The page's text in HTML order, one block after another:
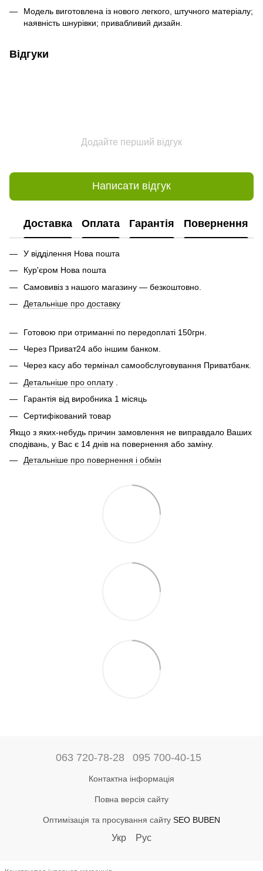
Модель виготовлена ​​із нового легкого, штучного матеріалу;
наявність шнурівки; привабливий дизайн.
Відгуки
Додайте перший відгук
Написати відгук
Доставка Оплата Гарантія Повернення
У відділення Нова пошта
Кур'єром Нова пошта
Самовивіз з нашого магазину — безкоштовно.
Детальніше про доставку
Готовою при отриманні по передоплаті 150грн.
Через Приват24 або іншим банком.
Через касу або термінал самообслуговування Приватбанк.
Детальніше про оплату
Гарантія від виробника 1 місяць
Сертифікований товар
Якщо з яких-небудь причин замовлення не виправдало Ваших
сподівань, у Вас є 14 днів на повернення або заміну.
Детальніше про повернення і обмін
063 720-78-28 095 700-40-15
Контактна інформація
Повна версія сайту
Оптимізація та просування сайту SEO BUBEN
Укр Рус